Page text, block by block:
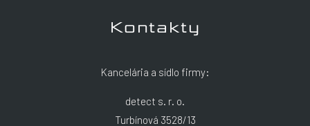
Kontakty
Kancelária a sídlo firmy:
detect s. r. o.
Turbínová 3528/13